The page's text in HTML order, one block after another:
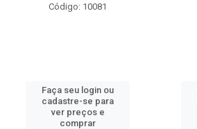
Código: 10081
Faça seu login ou
cadastre-se para
ver preços e
comprar